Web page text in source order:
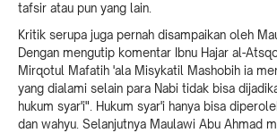
tafsir atau pun yang lain.
Kritik serupa juga pernah disampaikan oleh
Dengan mengutip komentar Ibnu Hajar al-
Mirqotul Mafatih 'ala Misykatil Mashobih ia
yang dialami selain para Nabi tidak bisa
hukum syar'i". Hukum syar'i hanya bisa
dan wahyu. Selanjutnya Maulawi Abu Ahmad